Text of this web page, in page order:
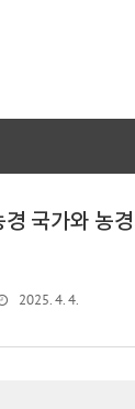
국가와 농경
2025. 4. 4.